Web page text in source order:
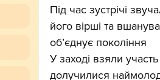
Під час зустрічі
його вірші та
об’єднує покоління
У заході взяли
долучилися